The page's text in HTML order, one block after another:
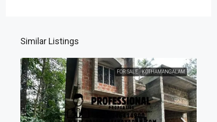
Similar Listings
FOR SALE KOTHAMANGALAM